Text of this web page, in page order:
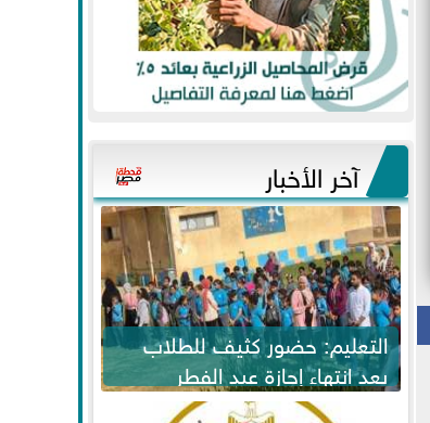
آخر الأخبار
التعليم: حضور كثيف للطلاب
بعد انتهاء إجازة عيد الفطر
لاستكمال المناهج